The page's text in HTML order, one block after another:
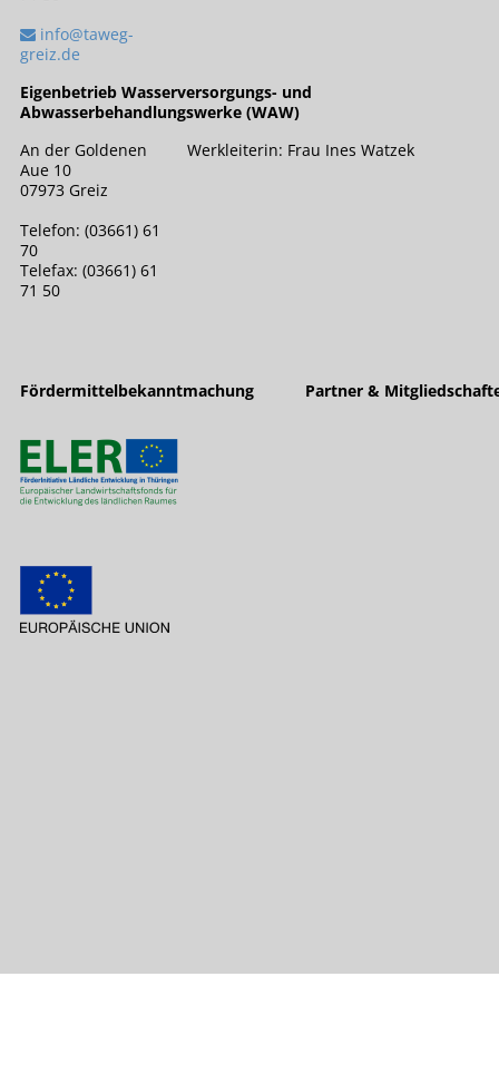
info@taweg-
greiz.de
Eigenbetrieb Wasserversorgungs- und
Abwasserbehandlungswerke (WAW)
An der Goldenen
Aue 10
07973 Greiz
Telefon: (03661) 61
70
Telefax: (03661) 61
71 50
Werkleiterin: Frau Ines Watzek
Fördermittelbekanntmachung Partner &